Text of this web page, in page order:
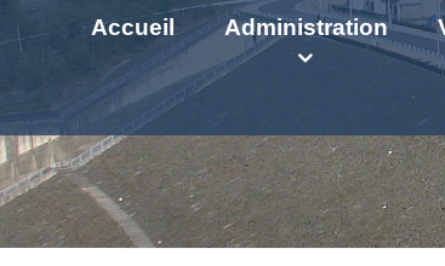
Accueil Administration